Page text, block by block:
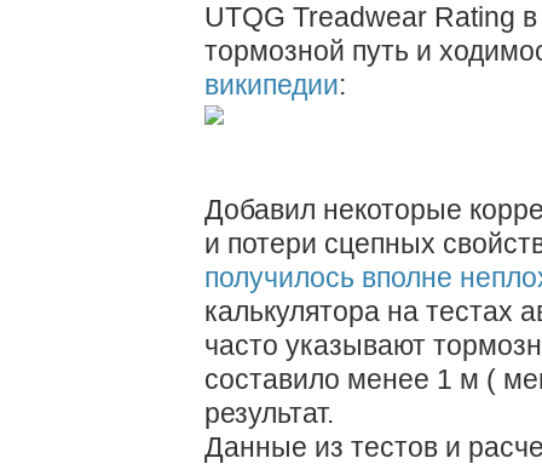
UTQG Treadwear Rating
тормозной путь и
википедии:
Добавил некоторые
и потери сцепных
получилось вполне
калькулятора на тестах
часто указывают
составило менее 1 м (
результат.
Данные из тестов и